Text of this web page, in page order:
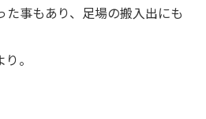
た事もあり、足場の搬入出にも
。